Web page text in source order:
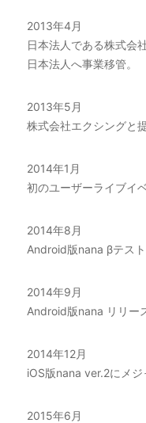
2013年4月
日本法人である株式会
日本法人へ事業移管。
2013年5月
株式会社エクシングと
2014年1月
初のユーザーライブイ
2014年8月
Android版nana βテスト
2014年9月
Android版nana リリー
2014年12月
iOS版nana ver.2にメジ
2015年6月